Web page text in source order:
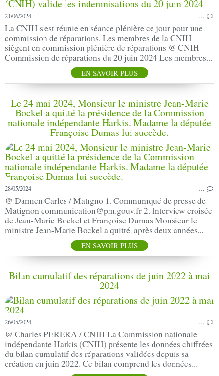
21/06/2024 …
La CNIH s'est réunie en séance plénière ce jour pour une
commission de réparations. Les membres de la CNIH
siègent en commission plénière de réparations @ CNIH
Commission de réparations du 20 juin 2024 Les membres...
EN SAVOIR PLUS
Le 24 mai 2024, Monsieur le ministre Jean-Marie
Bockel a quitté la présidence de la Commission
nationale indépendante Harkis. Madame la députée
Françoise Dumas lui succède.
28/05/2024 …
@ Damien Carles / Matigno 1. Communiqué de presse de
Matignon communication@pm.gouv.fr 2. Interview croisée
de Jean-Marie Bockel et Françoise Dumas Monsieur le
ministre Jean-Marie Bockel a quitté, après deux années...
EN SAVOIR PLUS
Bilan cumulatif des réparations de juin 2022 à mai
2024
26/05/2024 …
@ Charles PERERA / CNIH La Commission nationale
indépendante Harkis (CNIH) présente les données chiffrées
du bilan cumulatif des réparations validées depuis sa
création en juin 2022. Ce bilan comprend les données...